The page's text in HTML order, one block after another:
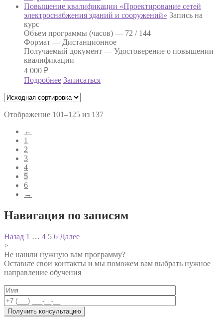
Повышение квалификации «Проектирование сетей
электроснабжения зданий и сооружений» Запись на
курс
Объем программы (часов) — 72 / 144
Формат — Дистанционное
Получаемый документ — Удостоверение о повышении
квалификации
4 000 ₽
Подробнее Записаться
Отображение 101–125 из 137
←
1
2
3
4
5
6
→
Навигация по записям
Назад 1 … 4 5 6 Далее
>
Не нашли нужную вам программу?
Оставьте свои контакты и мы поможем вам выбрать нужное
направление обучения